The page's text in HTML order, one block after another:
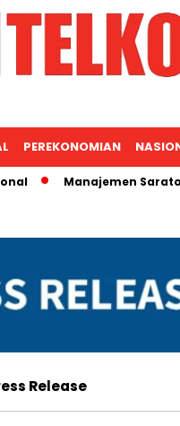
PEREKONOMIAN
Manajemen Saratoga
Release